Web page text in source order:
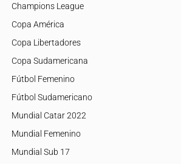
Champions League
Copa América
Copa Libertadores
Copa Sudamericana
Fútbol Femenino
Fútbol Sudamericano
Mundial Catar 2022
Mundial Femenino
Mundial Sub 17